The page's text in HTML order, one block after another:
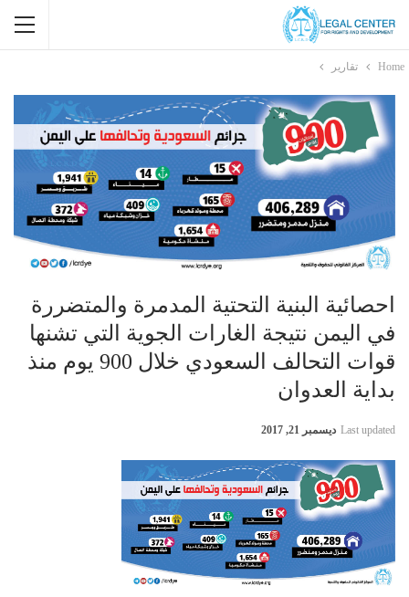
Home تقارير
احصائية البنية التحتية المدمرة والمتضررة
في اليمن نتيجة الغارات الجوية التي تشنها
قوات التحالف السعودي خلال 900 يوم منذ
بداية العدوان
Last updated ديسمبر 21, 2017